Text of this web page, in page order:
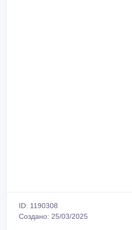
ID: 1190308
Создано: 25/03/2025